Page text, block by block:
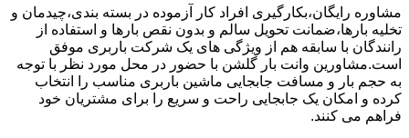
مشاوره رایگان،بکارگیری افراد کار آزموده در بسته بندی،چیدمان و
تخلیه بارها،ضمانت تحویل سالم و بدون نقص بارها و استفاده از
رانندگان با سابقه هم از ویژگی های یک شرکت باربری موفق
است.مشاورین وانت بار گلشن با حضور در محل مورد نظر با توجه
به حجم بار و مسافت جابجایی ماشین باربری مناسب را انتخاب
کرده و امکان یک جابجایی راحت و سریع را برای مشتریان خود
فراهم می کنند.